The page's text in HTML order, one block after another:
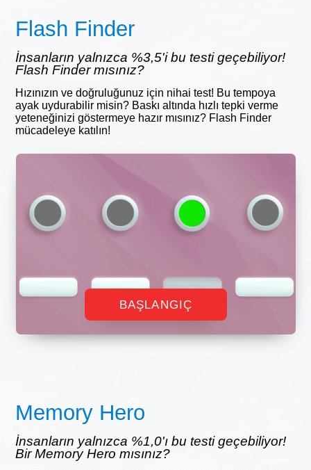
Flash Finder
İnsanların yalnızca %3,5'i bu testi geçebiliyor!
Flash Finder mısınız?
Hızınızın ve doğruluğunuz için nihai test! Bu tempoya
ayak uydurabilir misin? Baskı altında hızlı tepki verme
yeteneğinizi göstermeye hazır mısınız? Flash Finder
mücadeleye katılın!
BAŞLANGIÇ
Memory Hero
İnsanların yalnızca %1,0'ı bu testi geçebiliyor!
Bir Memory Hero mısınız?